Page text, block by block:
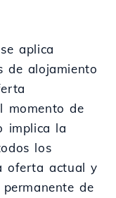
aplica
de alojamiento
momento de
implica la
los
oferta actual y
de